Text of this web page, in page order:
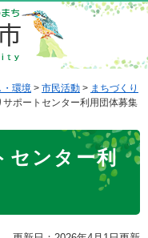
・環境 > 市民活動 > まちづくり
サポートセンター利用団体募集
センター利